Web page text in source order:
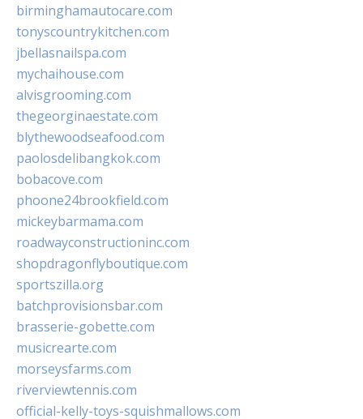
birminghamautocare.com
tonyscountrykitchen.com
jbellasnailspa.com
mychaihouse.com
alvisgrooming.com
thegeorginaestate.com
blythewoodseafood.com
paolosdelibangkok.com
bobacove.com
phoone24brookfield.com
mickeybarmama.com
roadwayconstructioninc.com
shopdragonflyboutique.com
sportszilla.org
batchprovisionsbar.com
brasserie-gobette.com
musicrearte.com
morseysfarms.com
riverviewtennis.com
official-kelly-toys-squishmallows.com